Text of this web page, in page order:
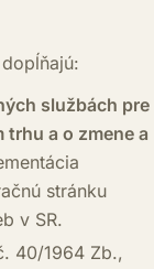
službách pre
a o zmene a
stránku
v SR.
40/1964 Zb.,